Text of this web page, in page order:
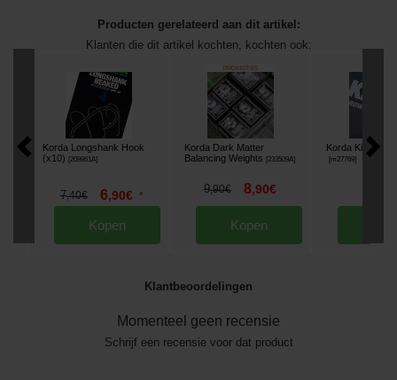
Producten gerelateerd aan dit artikel:
Klanten die dit artikel kochten, kochten ook:
Korda Longshank Hook
(x10)
[209861A]
7,40€ 6,90€ *
Kopen
Korda Dark Matter
Balancing Weights
[233509A]
9,90€ 8,90€
Kopen
Korda Kickers
[m27769]
Klantbeoordelingen
Momenteel geen recensie
Schrijf een recensie voor dat product